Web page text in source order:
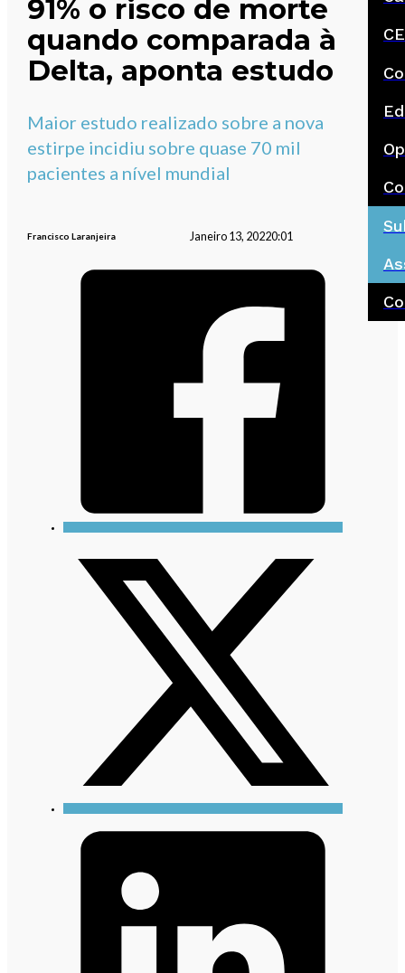
91% o risco de morte
quando comparada à
Delta, aponta estudo
Maior estudo realizado sobre a nova
estirpe incidiu sobre quase 70 mil
pacientes a nível mundial
Francisco Laranjeira Janeiro 13, 20220:01